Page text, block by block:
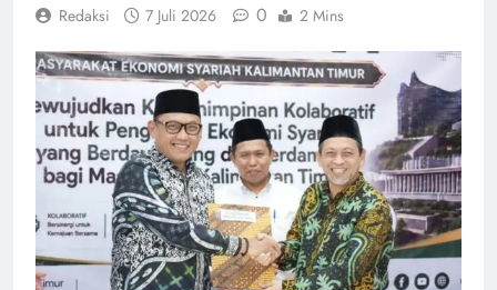
Redaksi 7 Juli 2026 0 2 Mins